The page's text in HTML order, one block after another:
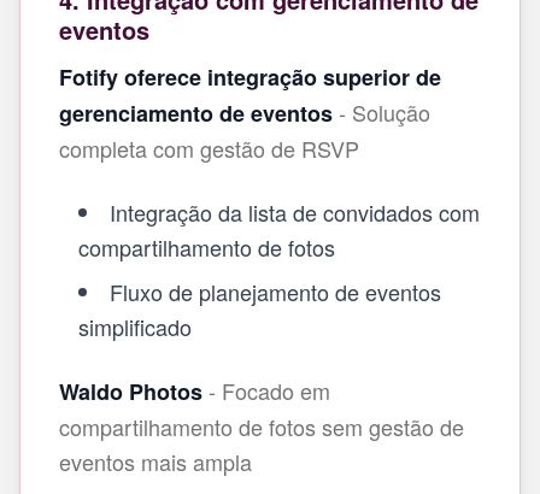
eventos
Fotify oferece integração superior de
gerenciamento de eventos- Solução
completa com gestão de RSVP
Integração da lista de convidados com
compartilhamento de fotos
Fluxo de planejamento de eventos
simplificado
Waldo Photos- Focado em
compartilhamento de fotos sem gestão de
eventos mais ampla